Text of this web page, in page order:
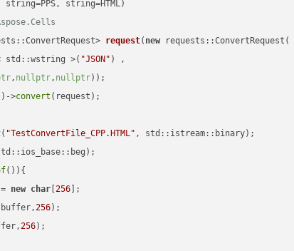
request( new requests::ConvertRequest(
std::wstring >(
"JSON" ) ,
, nullptr, nullptr))
>convert
( "TestConvertFile_CPP.HTML" , std::istream::binary) ;
()){
new char [256 ];
256);
256);